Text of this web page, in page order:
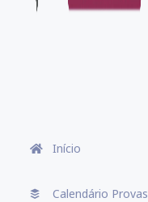
Início
Calendário Provas